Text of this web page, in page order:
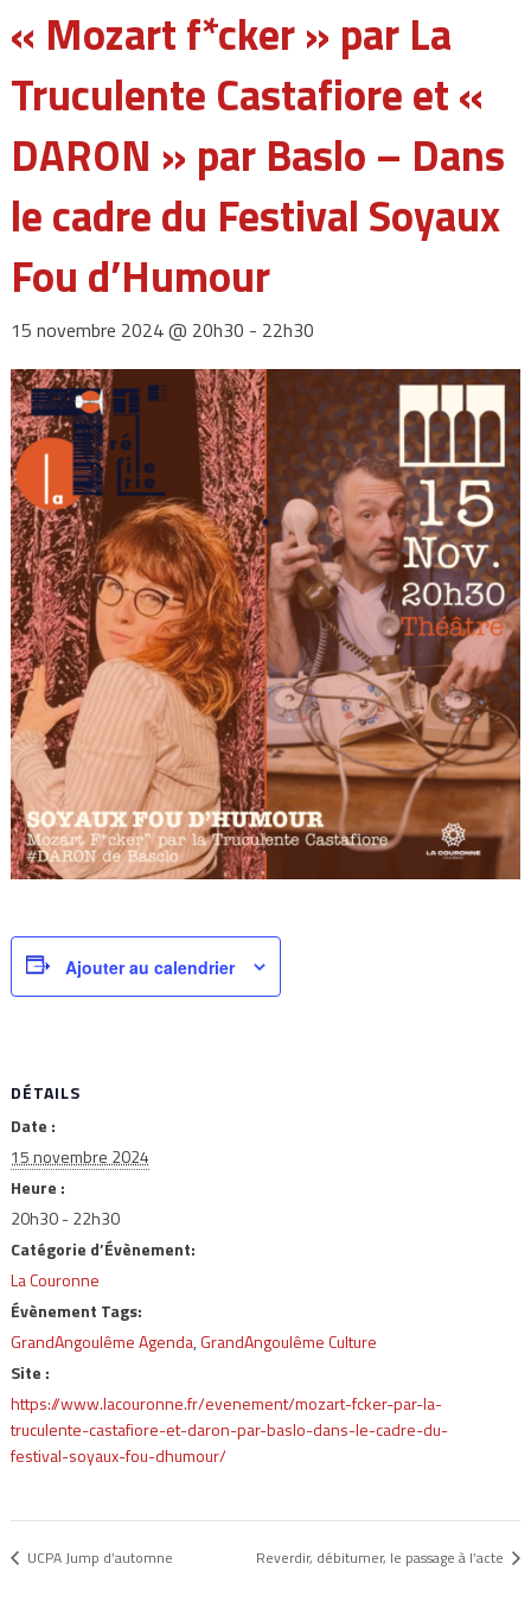
« Mozart f*cker » par La
Truculente Castafiore et «
DARON » par Baslo – Dans
le cadre du Festival Soyaux
Fou d’Humour
15 novembre 2024 @ 20h30 - 22h30
Ajouter au calendrier
DÉTAILS
Date :
15 novembre 2024
Heure :
20h30 - 22h30
Catégorie d’Évènement:
La Couronne
Évènement Tags:
GrandAngoulême Agenda,GrandAngoulême Culture
Site :
https://www.lacouronne.fr/evenement/mozart-fcker-par-la-
truculente-castafiore-et-daron-par-baslo-dans-le-cadre-du-
festival-soyaux-fou-dhumour/
UCPA Jump d’automne Reverdir, débitumer, le passage à l’acte